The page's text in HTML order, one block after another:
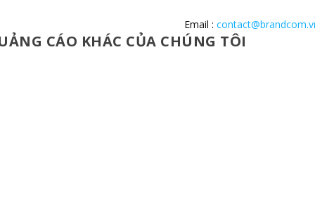
Email :
CÁO KHÁC CỦA CHÚNG TÔI